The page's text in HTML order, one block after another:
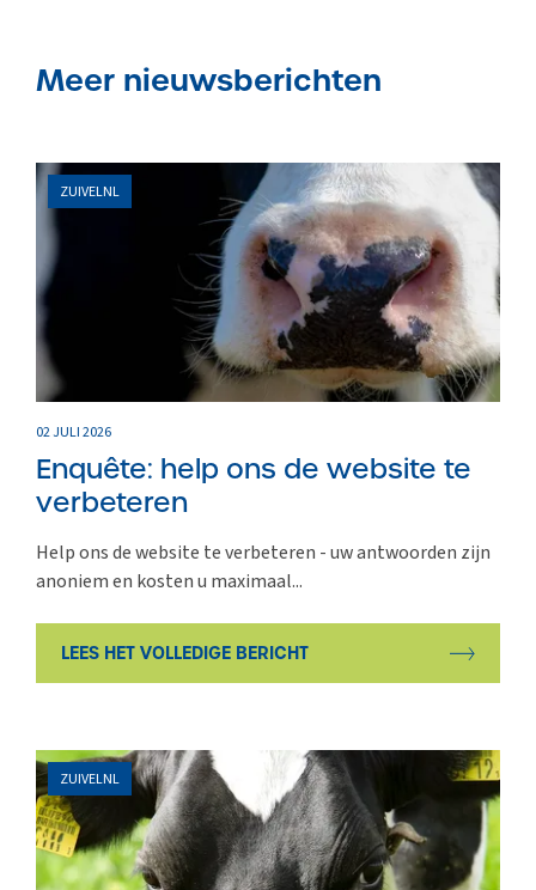
Meer nieuwsberichten
ZUIVELNL
02 JULI 2026
Enquête: help ons de website te
verbeteren
Help ons de website te verbeteren - uw antwoorden zijn
anoniem en kosten u maximaal...
LEES HET VOLLEDIGE BERICHT
ZUIVELNL